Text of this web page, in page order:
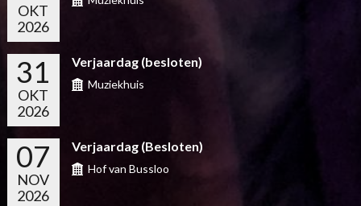
OKT
2026
31
OKT
2026
Verjaardag (besloten)
Muziekhuis
07
NOV
2026
Verjaardag (Besloten)
Hof van Bussloo